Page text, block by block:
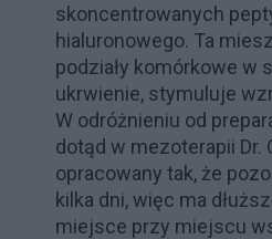
skoncentrowanych
hialuronowego. Ta
podziały komórkowe w
ukrwienie, stymuluje
W odróżnieniu od
dotąd w mezoterapii Dr.
opracowany tak, że
kilka dni, więc ma
miejsce przy miejscu